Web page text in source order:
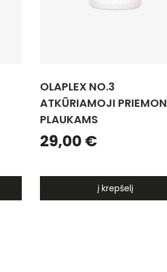
OLAPLEX NO.3
ATKŪRIAMOJI
PLAUKAMS
29,00 €
į krepšelį